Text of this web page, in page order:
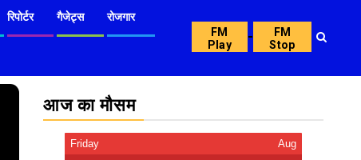
रिपोर्टर गैजेट्स रोजगार
FM
Play
-
FM
Stop
आज का मौसम
Friday Aug